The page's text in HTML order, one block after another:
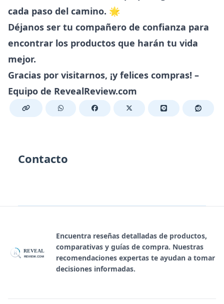
cada paso del camino. 🌟
Déjanos ser tu compañero de confianza para
encontrar los productos que harán tu vida
mejor.
Gracias por visitarnos, ¡y felices compras! –
Equipo de RevealReview.com
Contacto
R REVEAL
REVIEW.COM
Encuentra reseñas detalladas de productos,
comparativas y guías de compra. Nuestras
recomendaciones expertas te ayudan a tomar
decisiones informadas.